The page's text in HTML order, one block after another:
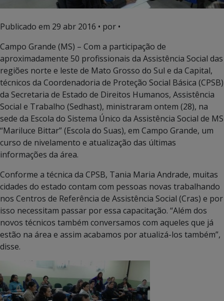
Publicado em 29 abr 2016 • por •
Campo Grande (MS) – Com a participação de
aproximadamente 50 profissionais da Assistência Social das
regiões norte e leste de Mato Grosso do Sul e da Capital,
técnicos da Coordenadoria de Proteção Social Básica (CPSB)
da Secretaria de Estado de Direitos Humanos, Assistência
Social e Trabalho (Sedhast), ministraram ontem (28), na
sede da Escola do Sistema Único da Assistência Social de MS
“Mariluce Bittar” (Escola do Suas), em Campo Grande, um
curso de nivelamento e atualização das últimas
informações da área.
Conforme a técnica da CPSB, Tania Maria Andrade, muitas
cidades do estado contam com pessoas novas trabalhando
nos Centros de Referência de Assistência Social (Cras) e por
isso necessitam passar por essa capacitação. “Além dos
novos técnicos também conversamos com aqueles que já
estão na área e assim acabamos por atualizá-los também”,
disse.